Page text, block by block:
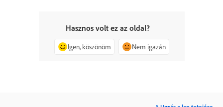
Hasznos volt ez az oldal?
Igen, köszönöm Nem igazán